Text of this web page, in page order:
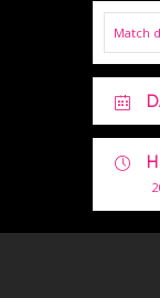
Match